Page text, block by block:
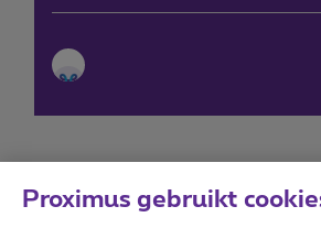
Proximus gebruikt